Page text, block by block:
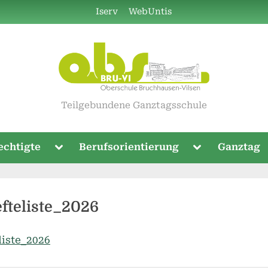
Iserv WebUntis
Teilgebundene Ganztagsschule
Toggle
menu
Berufsorientierung
Toggle
menu
Ganztag